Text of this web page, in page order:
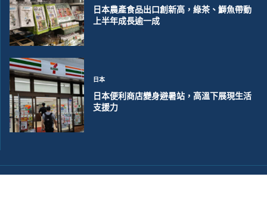
日本農產食品出口創新高，綠茶、鰤魚帶動
上半年成長逾一成
日本
日本便利商店變身避暑站，高溫下展現生活
支援力